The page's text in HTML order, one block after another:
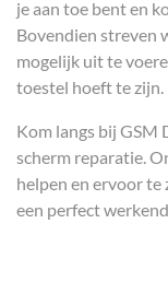
je aan toe bent en
Bovendien streven
mogelijk uit te
toestel hoeft te zijn.
Kom langs bij GSM
scherm reparatie.
helpen en ervoor te
een perfect